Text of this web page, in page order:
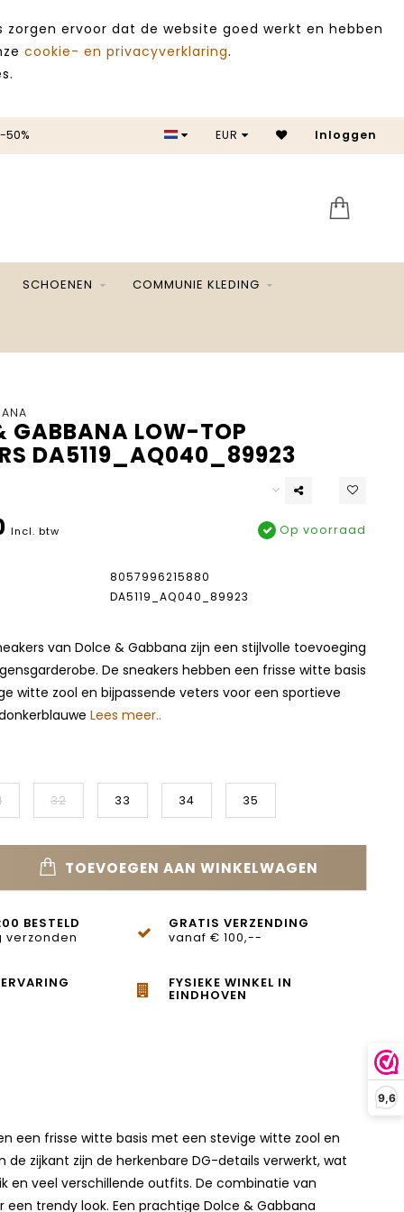
9,6
ervoor dat de website goed werkt en hebben
cookie- en privacyverklaring.
50% SALE
EUR Inloggen
SCHOENEN COMMUNIE KLEDING
GABBANA LOW-TOP
DA5119_AQ040_89923
Incl. btw Op voorraad
8057996215880
DA5119_AQ040_89923
van Dolce & Gabbana zijn een stijlvolle toevoeging
De sneakers hebben een frisse witte basis
witte zool en bijpassende veters voor een sportieve
Lees meer..
32 33 34 35
TOEVOEGEN AAN WINKELWAGEN
BESTELD
verzonden
GRATIS VERZENDING
vanaf € 100,--
FYSIEKE WINKEL IN
EINDHOVEN
een frisse witte basis met een stevige witte zool en
zijkant zijn de herkenbare DG-details verwerkt, wat
en veel verschillende outfits. De combinatie van
trendy look. Een prachtige Dolce & Gabbana